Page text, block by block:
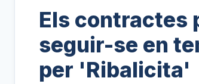
Els contractes
seguir-se en
per 'Ribalicita'